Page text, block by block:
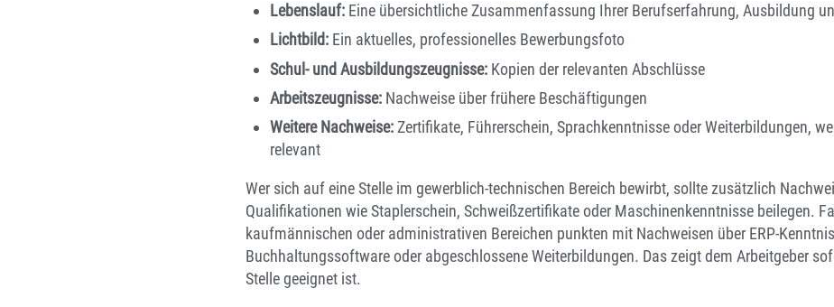
Lebenslauf: Eine übersichtliche Zusammenfassung Ihrer Berufserfahrung, Ausbildung
Lichtbild: Ein aktuelles, professionelles Bewerbungsfoto
Schul- und Ausbildungszeugnisse: Kopien der relevanten Abschlüsse
Arbeitszeugnisse: Nachweise über frühere Beschäftigungen
Weitere Nachweise:Zertifikate, Führerschein, Sprachkenntnisse oder Weiterbildungen,
relevant
Wer sich auf eine Stelle im gewerblich-technischen Bereich bewirbt, sollte zusätzlich
Qualifikationen wie Staplerschein, Schweißzertifikate oder Maschinenkenntnisse beilegen.
kaufmännischen oder administrativen Bereichen punkten mit Nachweisen über ERP-
Buchhaltungssoftware oder abgeschlossene Weiterbildungen. Das zeigt dem Arbeitgeber
Stelle geeignet ist.